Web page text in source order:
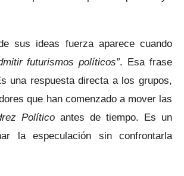
sus ideas fuerza aparece cuando
futurismos políticos”. Esa frase
una respuesta directa a los grupos,
que han comenzado a mover las
Político antes de tiempo. Es un
la especulación sin confrontarla